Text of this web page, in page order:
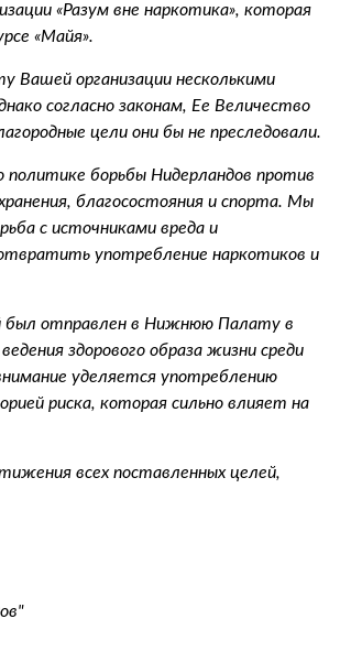
«Разум вне наркотика», которая
«Майя».
Вашей организации несколькими
согласно законам, Ее Величество
цели они бы не преследовали.
борьбы Нидерландов против
благосостояния и спорта. Мы
с источниками вреда и
употребление наркотиков и
был отправлен в Нижнюю Палату в
здорового образа жизни среди
уделяется употреблению
риска, которая сильно влияет на
всех поставленных целей,